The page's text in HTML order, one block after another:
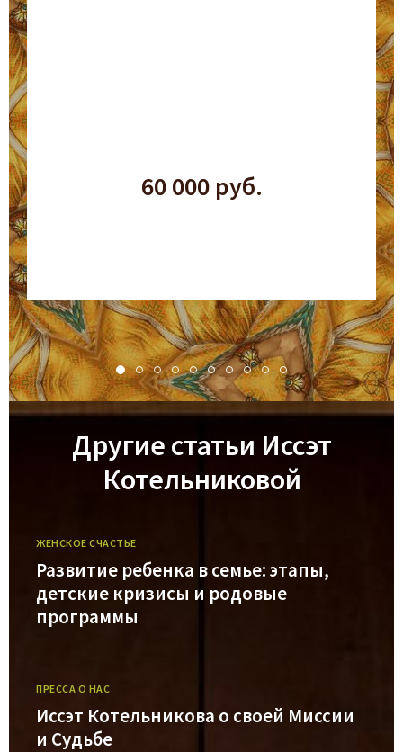
60 000 руб.
Другие статьи Иссэт
Котельниковой
ЖЕНСКОЕ СЧАСТЬЕ
Развитие ребенка в семье: этапы,
детские кризисы и родовые
программы
ПРЕССА О НАС
Иссэт Котельникова о своей Миссии
и Судьбе